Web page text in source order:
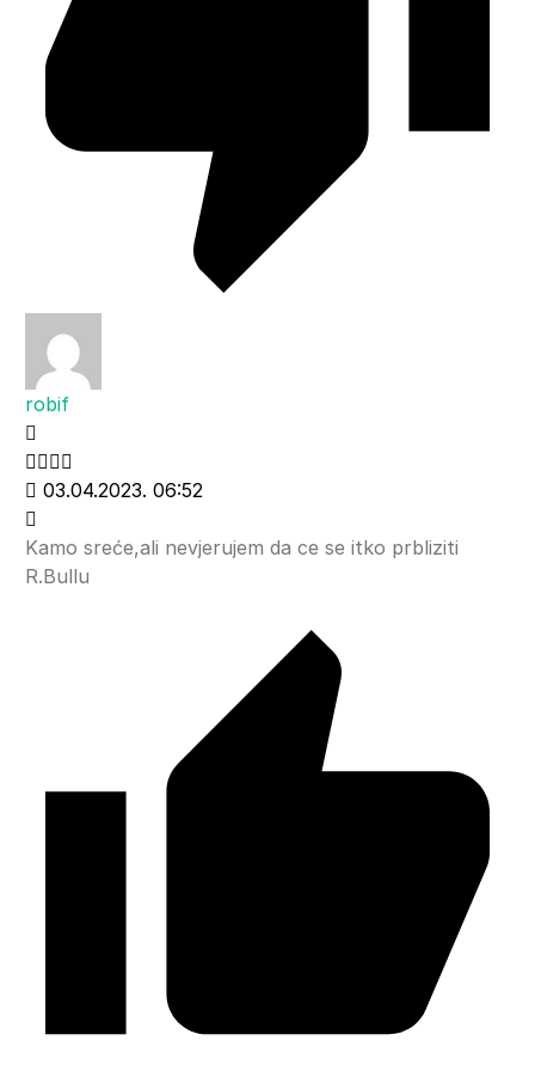
robif
03.04.2023. 06:52
Kamo sreće,ali nevjerujem da ce se itko prbliziti
R.Bullu